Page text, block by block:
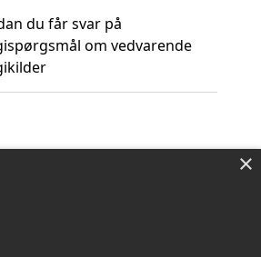
du får svar på
om vedvarende
×